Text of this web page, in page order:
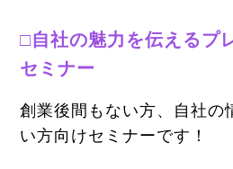
□自社の魅力を伝えるプ
セミナー
創業後間もない方、自社の
い方向けセミナーです！